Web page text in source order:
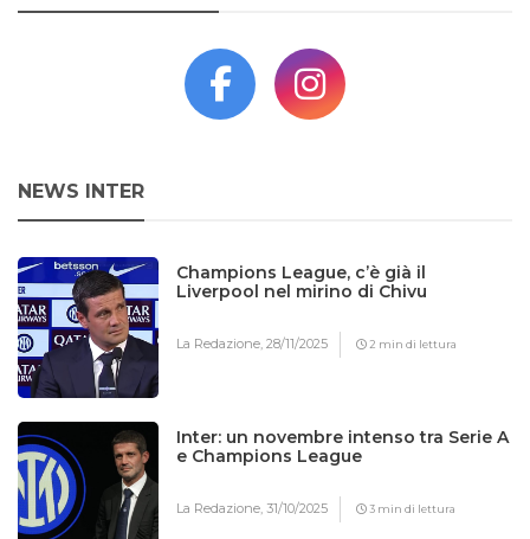
NEWS INTER
Champions League, c’è già il
Liverpool nel mirino di Chivu
La Redazione,28/11/2025 2 min di lettura
Inter: un novembre intenso tra Serie A
e Champions League
La Redazione,31/10/2025 3 min di lettura